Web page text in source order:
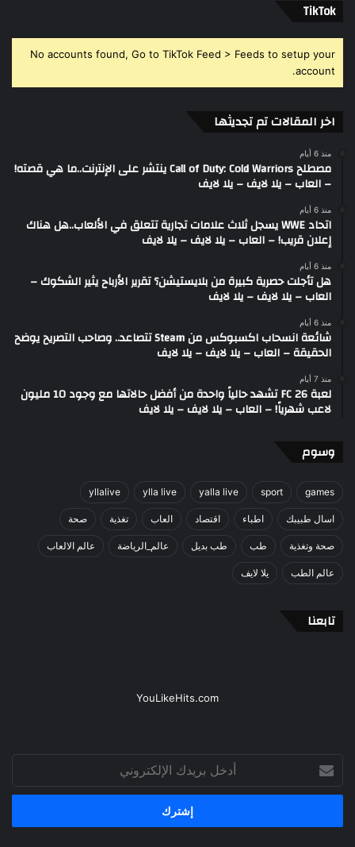
‫TikTok
No accounts found, Go to TikTok Feed > Feeds to setup your
account.
اخر المقالات تم تجديثها
منذ 6 أيام
مصطلح Call of Duty: Cold Warriors ينتشر على الإنترنت..ما هي قصته!
– العاب – يلا لايف – يلا لايف
منذ 6 أيام
اتحاد WWE يسجل ثلاث علامات تجارية تتعلق في الألعاب..هل هناك
إعلان قريب! – العاب – يلا لايف – يلا لايف
منذ 6 أيام
هل تأجلت حصرية كبيرة من بلايستيشن؟ تقرير الأرباح يثير الشكوك –
العاب – يلا لايف – يلا لايف
منذ 6 أيام
شائعة انسحاب اكسبوكس من Steam تتصاعد.. وصاحب التصريح يوضح
الحقيقة – العاب – يلا لايف – يلا لايف
منذ 7 أيام
لعبة FC 26 تشهد حالياً واحدة من أفضل حالاتها مع وجود 10 مليون
لاعب شهرياً! – العاب – يلا لايف – يلا لايف
وسوم
games
sport
yalla live
ylla live
yllalive
اسال طبيبك اطباء اقتصاد العاب تغذية صحة
صحة وتغذية طب طب بديل عالم_الرياضة عالم الالعاب
عالم الطب يلا لايف
تابعنا
YouLikeHits.com
بريدك
الإلكتروني